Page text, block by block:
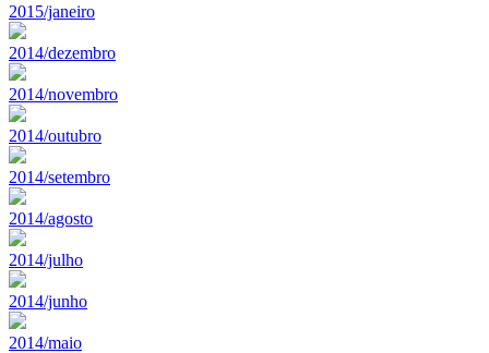
2015/janeiro
2014/dezembro
2014/novembro
2014/outubro
2014/setembro
2014/agosto
2014/julho
2014/junho
2014/maio